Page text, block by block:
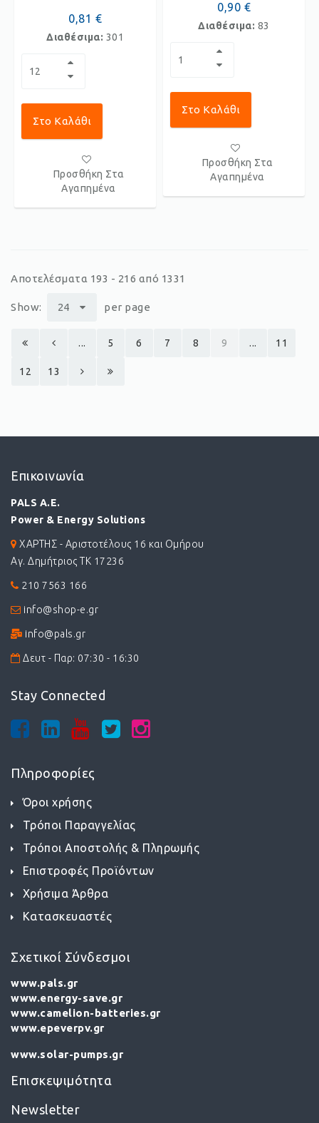
0,81 €
Διαθέσιμα: 301
Στο Καλάθι
Προσθήκη Στα
Αγαπημένα
0,90 €
Διαθέσιμα: 83
Στο Καλάθι
Προσθήκη Στα
Αγαπημένα
Αποτελέσματα 193 - 216 από 1331
Show: 24 per page
... 5 6 7 8 9 ... 11
12 13
Επικοινωνία
PALS A.E.
Power & Energy Solutions
ΧΑΡΤΗΣ - Αριστοτέλους 16 και Ομήρου
Αγ. Δημήτριος ΤΚ 17236
210 7563 166
info@shop-e.gr
info@pals.gr
Δευτ - Παρ: 07:30 - 16:30
Stay Connected
Πληροφορίες
Όροι χρήσης
Τρόποι Παραγγελίας
Τρόποι Αποστολής & Πληρωμής
Επιστροφές Προϊόντων
Χρήσιμα Άρθρα
Κατασκευαστές
Σχετικοί Σύνδεσμοι
www.pals.gr
www.energy-save.gr
www.camelion-batteries.gr
www.epeverpv.gr
www.solar-pumps.gr
Επισκεψιμότητα
Newsletter